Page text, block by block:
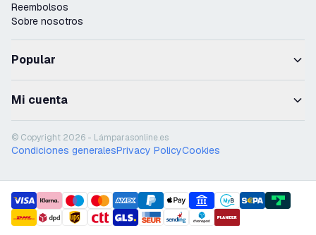
Reembolsos
Sobre nosotros
Popular
Mi cuenta
© Copyright 2026 - Lámparasonline.es
Condiciones generalesPrivacy PolicyCookies
payment methods
shipment methods